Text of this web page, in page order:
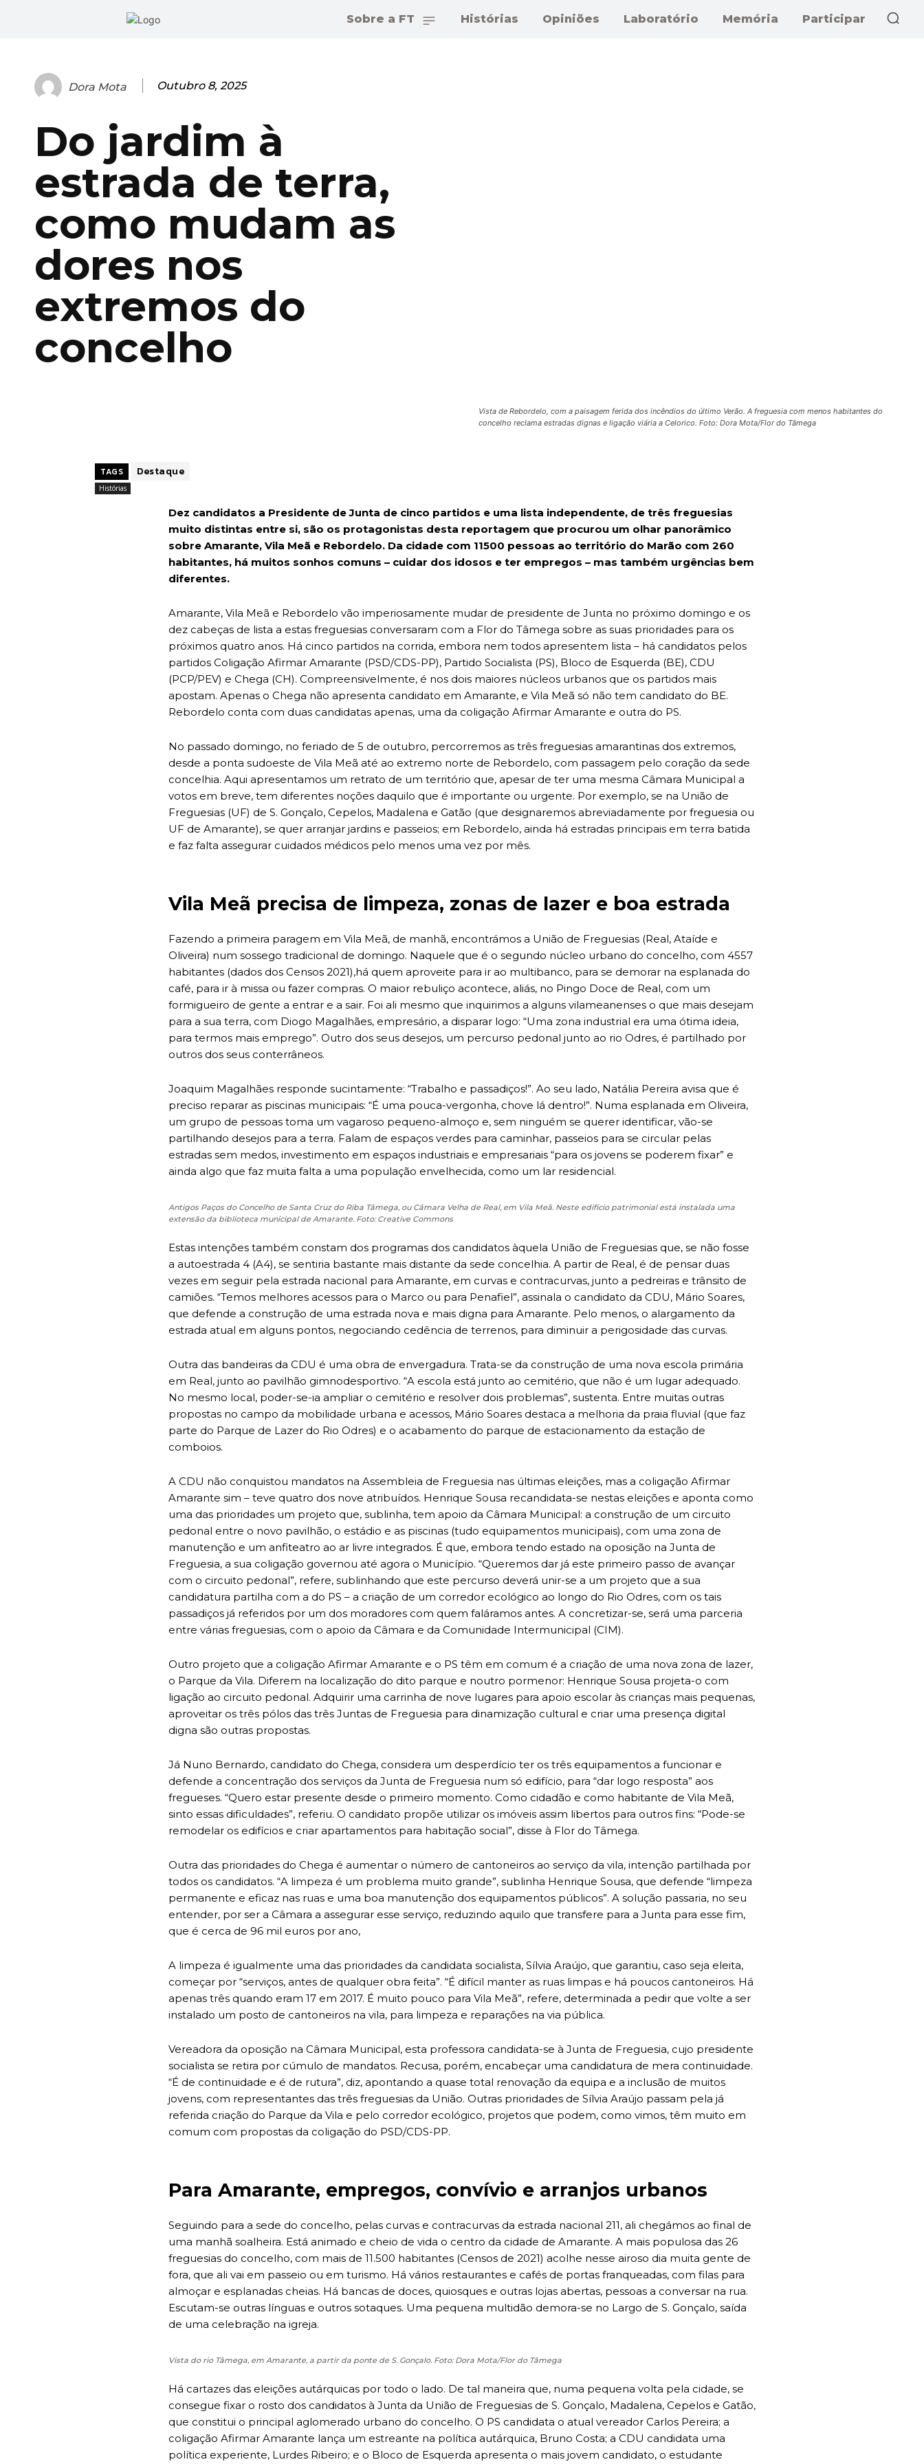
Sobre a FT Histórias Opiniões Laboratório Memória Participar
Dora Mota Outubro 8, 2025
Do jardim à
estrada de terra,
como mudam as
dores nos
extremos do
concelho
Vista de Rebordelo, com a paisagem ferida dos incêndios do último Verão. A freguesia com menos habitantes do
concelho reclama estradas dignas e ligação viária a Celorico. Foto: Dora Mota/Flor do Tâmega
TAGS Destaque
Histórias
Dez candidatos a Presidente de Junta de cinco partidos e uma lista independente, de três freguesias
muito distintas entre si, são os protagonistas desta reportagem que procurou um olhar panorâmico
sobre Amarante, Vila Meã e Rebordelo. Da cidade com 11500 pessoas ao território do Marão com 260
habitantes, há muitos sonhos comuns – cuidar dos idosos e ter empregos – mas também urgências bem
diferentes.
Amarante, Vila Meã e Rebordelo vão imperiosamente mudar de presidente de Junta no próximo domingo e os
dez cabeças de lista a estas freguesias conversaram com a Flor do Tâmega sobre as suas prioridades para os
próximos quatro anos. Há cinco partidos na corrida, embora nem todos apresentem lista – há candidatos pelos
partidos Coligação Afirmar Amarante (PSD/CDS-PP), Partido Socialista (PS), Bloco de Esquerda (BE), CDU
(PCP/PEV) e Chega (CH). Compreensivelmente, é nos dois maiores núcleos urbanos que os partidos mais
apostam. Apenas o Chega não apresenta candidato em Amarante, e Vila Meã só não tem candidato do BE.
Rebordelo conta com duas candidatas apenas, uma da coligação Afirmar Amarante e outra do PS.
No passado domingo, no feriado de 5 de outubro, percorremos as três freguesias amarantinas dos extremos,
desde a ponta sudoeste de Vila Meã até ao extremo norte de Rebordelo, com passagem pelo coração da sede
concelhia. Aqui apresentamos um retrato de um território que, apesar de ter uma mesma Câmara Municipal a
votos em breve, tem diferentes noções daquilo que é importante ou urgente. Por exemplo, se na União de
Freguesias (UF) de S. Gonçalo, Cepelos, Madalena e Gatão (que designaremos abreviadamente por freguesia ou
UF de Amarante), se quer arranjar jardins e passeios; em Rebordelo, ainda há estradas principais em terra batida
e faz falta assegurar cuidados médicos pelo menos uma vez por mês.
Vila Meã precisa de limpeza, zonas de lazer e boa estrada
Fazendo a primeira paragem em Vila Meã, de manhã, encontrámos a União de Freguesias (Real, Ataíde e
Oliveira) num sossego tradicional de domingo. Naquele que é o segundo núcleo urbano do concelho, com 4557
habitantes (dados dos Censos 2021),há quem aproveite para ir ao multibanco, para se demorar na esplanada do
café, para ir à missa ou fazer compras. O maior rebuliço acontece, aliás, no Pingo Doce de Real, com um
formigueiro de gente a entrar e a sair. Foi ali mesmo que inquirimos a alguns vilameanenses o que mais desejam
para a sua terra, com Diogo Magalhães, empresário, a disparar logo: “Uma zona industrial era uma ótima ideia,
para termos mais emprego”. Outro dos seus desejos, um percurso pedonal junto ao rio Odres, é partilhado por
outros dos seus conterrâneos.
Joaquim Magalhães responde sucintamente: “Trabalho e passadiços!”. Ao seu lado, Natália Pereira avisa que é
preciso reparar as piscinas municipais: “É uma pouca-vergonha, chove lá dentro!”. Numa esplanada em Oliveira,
um grupo de pessoas toma um vagaroso pequeno-almoço e, sem ninguém se querer identificar, vão-se
partilhando desejos para a terra. Falam de espaços verdes para caminhar, passeios para se circular pelas
estradas sem medos, investimento em espaços industriais e empresariais “para os jovens se poderem fixar” e
ainda algo que faz muita falta a uma população envelhecida, como um lar residencial.
Antigos Paços do Concelho de Santa Cruz do Riba Tâmega, ou Câmara Velha de Real, em Vila Meã. Neste edifício patrimonial está instalada uma
extensão da biblioteca municipal de Amarante. Foto: Creative Commons
Estas intenções também constam dos programas dos candidatos àquela União de Freguesias que, se não fosse
a autoestrada 4 (A4), se sentiria bastante mais distante da sede concelhia. A partir de Real, é de pensar duas
vezes em seguir pela estrada nacional para Amarante, em curvas e contracurvas, junto a pedreiras e trânsito de
camiões. “Temos melhores acessos para o Marco ou para Penafiel”, assinala o candidato da CDU, Mário Soares,
que defende a construção de uma estrada nova e mais digna para Amarante. Pelo menos, o alargamento da
estrada atual em alguns pontos, negociando cedência de terrenos, para diminuir a perigosidade das curvas.
Outra das bandeiras da CDU é uma obra de envergadura. Trata-se da construção de uma nova escola primária
em Real, junto ao pavilhão gimnodesportivo. “A escola está junto ao cemitério, que não é um lugar adequado.
No mesmo local, poder-se-ia ampliar o cemitério e resolver dois problemas”, sustenta. Entre muitas outras
propostas no campo da mobilidade urbana e acessos, Mário Soares destaca a melhoria da praia fluvial (que faz
parte do Parque de Lazer do Rio Odres) e o acabamento do parque de estacionamento da estação de
comboios.
A CDU não conquistou mandatos na Assembleia de Freguesia nas últimas eleições, mas a coligação Afirmar
Amarante sim – teve quatro dos nove atribuídos. Henrique Sousa recandidata-se nestas eleições e aponta como
uma das prioridades um projeto que, sublinha, tem apoio da Câmara Municipal: a construção de um circuito
pedonal entre o novo pavilhão, o estádio e as piscinas (tudo equipamentos municipais), com uma zona de
manutenção e um anfiteatro ao ar livre integrados. É que, embora tendo estado na oposição na Junta de
Freguesia, a sua coligação governou até agora o Município. “Queremos dar já este primeiro passo de avançar
com o circuito pedonal”, refere, sublinhando que este percurso deverá unir-se a um projeto que a sua
candidatura partilha com a do PS – a criação de um corredor ecológico ao longo do Rio Odres, com os tais
passadiços já referidos por um dos moradores com quem faláramos antes. A concretizar-se, será uma parceria
entre várias freguesias, com o apoio da Câmara e da Comunidade Intermunicipal (CIM).
Outro projeto que a coligação Afirmar Amarante e o PS têm em comum é a criação de uma nova zona de lazer,
o Parque da Vila. Diferem na localização do dito parque e noutro pormenor: Henrique Sousa projeta-o com
ligação ao circuito pedonal. Adquirir uma carrinha de nove lugares para apoio escolar às crianças mais pequenas,
aproveitar os três pólos das três Juntas de Freguesia para dinamização cultural e criar uma presença digital
digna são outras propostas.
Já Nuno Bernardo, candidato do Chega, considera um desperdício ter os três equipamentos a funcionar e
defende a concentração dos serviços da Junta de Freguesia num só edifício, para “dar logo resposta” aos
fregueses. “Quero estar presente desde o primeiro momento. Como cidadão e como habitante de Vila Meã,
sinto essas dificuldades”, referiu. O candidato propõe utilizar os imóveis assim libertos para outros fins: “Pode-se
remodelar os edifícios e criar apartamentos para habitação social”, disse à Flor do Tâmega.
Outra das prioridades do Chega é aumentar o número de cantoneiros ao serviço da vila, intenção partilhada por
todos os candidatos. “A limpeza é um problema muito grande”, sublinha Henrique Sousa, que defende “limpeza
permanente e eficaz nas ruas e uma boa manutenção dos equipamentos públicos”. A solução passaria, no seu
entender, por ser a Câmara a assegurar esse serviço, reduzindo aquilo que transfere para a Junta para esse fim,
que é cerca de 96 mil euros por ano,
A limpeza é igualmente uma das prioridades da candidata socialista, Sílvia Araújo, que garantiu, caso seja eleita,
começar por “serviços, antes de qualquer obra feita”. “É difícil manter as ruas limpas e há poucos cantoneiros. Há
apenas três quando eram 17 em 2017. É muito pouco para Vila Meã”, refere, determinada a pedir que volte a ser
instalado um posto de cantoneiros na vila, para limpeza e reparações na via pública.
Vereadora da oposição na Câmara Municipal, esta professora candidata-se à Junta de Freguesia, cujo presidente
socialista se retira por cúmulo de mandatos. Recusa, porém, encabeçar uma candidatura de mera continuidade.
“É de continuidade e é de rutura”, diz, apontando a quase total renovação da equipa e a inclusão de muitos
jovens, com representantes das três freguesias da União. Outras prioridades de Sílvia Araújo passam pela já
referida criação do Parque da Vila e pelo corredor ecológico, projetos que podem, como vimos, têm muito em
comum com propostas da coligação do PSD/CDS-PP.
Para Amarante, empregos, convívio e arranjos urbanos
Seguindo para a sede do concelho, pelas curvas e contracurvas da estrada nacional 211, ali chegámos ao final de
uma manhã soalheira. Está animado e cheio de vida o centro da cidade de Amarante. A mais populosa das 26
freguesias do concelho, com mais de 11.500 habitantes (Censos de 2021) acolhe nesse airoso dia muita gente de
fora, que ali vai em passeio ou em turismo. Há vários restaurantes e cafés de portas franqueadas, com filas para
almoçar e esplanadas cheias. Há bancas de doces, quiosques e outras lojas abertas, pessoas a conversar na rua.
Escutam-se outras línguas e outros sotaques. Uma pequena multidão demora-se no Largo de S. Gonçalo, saída
de uma celebração na igreja.
Vista do rio Tâmega, em Amarante, a partir da ponte de S. Gonçalo. Foto: Dora Mota/Flor do Tâmega
Há cartazes das eleições autárquicas por todo o lado. De tal maneira que, numa pequena volta pela cidade, se
consegue fixar o rosto dos candidatos à Junta da União de Freguesias de S. Gonçalo, Madalena, Cepelos e Gatão,
que constitui o principal aglomerado urbano do concelho. O PS candidata o atual vereador Carlos Pereira; a
coligação Afirmar Amarante lança um estreante na política autárquica, Bruno Costa; a CDU candidata uma
política experiente, Lurdes Ribeiro; e o Bloco de Esquerda apresenta o mais jovem candidato, o estudante